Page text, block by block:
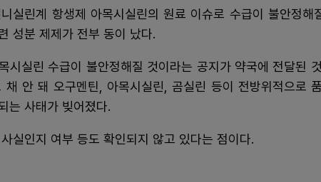
실린계 항생제 아목시실린의 원료 이슈로 수급이 불안정해
성분 제제가 전부 동이 났다.
시실린 수급이 불안정해질 것이라는 공지가 약국에 전달된
안 돼 오구멘틴, 아목시실린, 곰실린 등이 전방위적으로
는 사태가 빚어졌다.
실인지 여부 등도 확인되지 않고 있다는 점이다.